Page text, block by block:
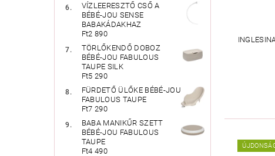
VÍZLEERESZTŐ CSŐ A
BÉBÉ-JOU SENSE
BABAKÁDAKHAZ
Ft2 890
TÖRLŐKENDŐ DOBOZ
BÉBÉ-JOU FABULOUS
TAUPE SILK
Ft5 290
FÜRDETŐ ÜLŐKE BÉBÉ-JOU
FABULOUS TAUPE
Ft7 290
BABA MANIKŰR SZETT
BÉBÉ-JOU FABULOUS
TAUPE
Ft4 490